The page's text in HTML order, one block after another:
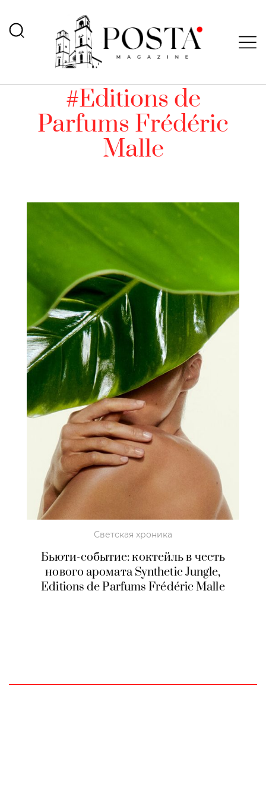
#Editions de
Parfums Frédéric
Malle
Светская хроника
Бьюти-событие: коктейль в честь
нового аромата Synthetic Jungle,
Editions de Parfums Frédéric Malle